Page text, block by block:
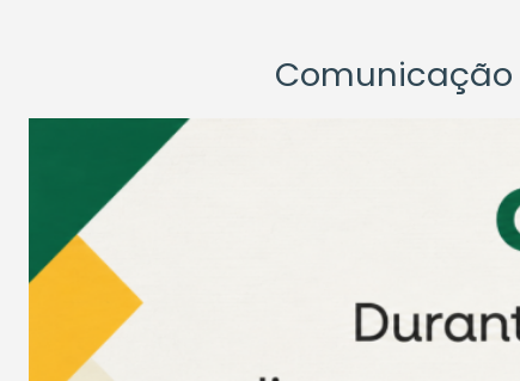
Comunicação